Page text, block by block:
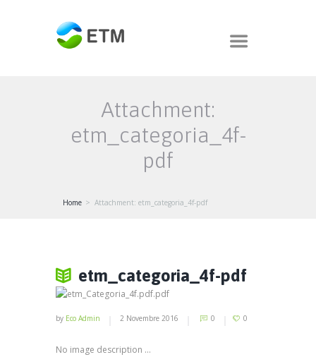
Attachment:
etm_categoria_4f-
pdf
Home Attachment: etm_categoria_4f-pdf
etm_categoria_4f-pdf
by Eco Admin 2 Novembre 2016 0 0
No image description ...